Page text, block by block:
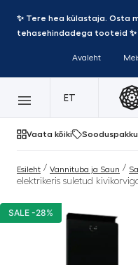
✨ Tere hea külastaja. Osta
tehasehindadega tooteid ✨
Avaleht
ET
Vaata kõiki
Esileht / Vannituba ja Saun /
elektrikeris suletud
SALE -28%